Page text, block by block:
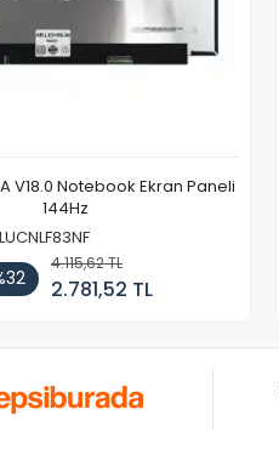
V18.0 Notebook Ekran Paneli
144Hz
4.115,62 TL
2.781,52 TL